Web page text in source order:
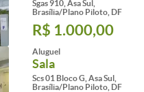
Sgas 910, Asa Sul,
Brasília/Plano Piloto, DF
R$ 1.000,00
Aluguel
Sala
Scs 01 Bloco G, Asa Sul,
Brasília/Plano Piloto, DF